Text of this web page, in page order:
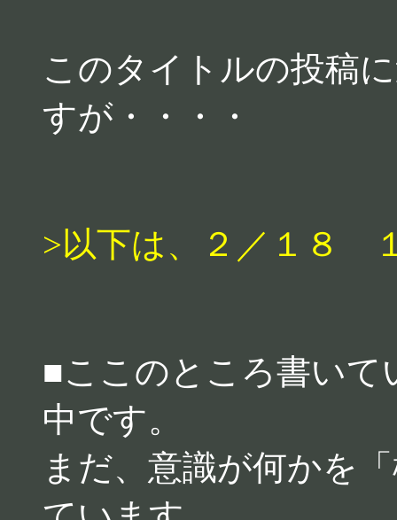
このタイトルの投稿
すが・・・・
>以下は、２／１８
■ここのところ書いて
中です。
まだ、意識が何かを